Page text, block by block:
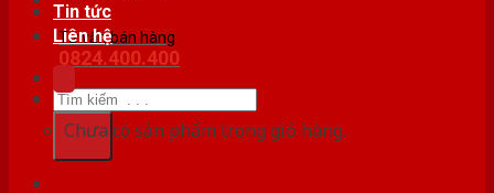
Tư vấn bán hàng
0824.400.400
Tìm
kiếm:
Tin tức
Liên hệ
Chưa có sản phẩm trong giỏ hàng.